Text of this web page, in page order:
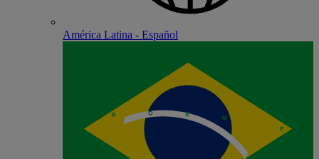
América Latina - Español